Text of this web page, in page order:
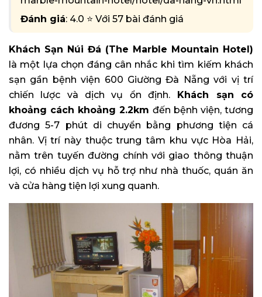
Đánh giá: 4.0 ⭐ Với 57 bài đánh giá
Khách Sạn Núi Đá (The Marble Mountain Hotel)
là một lựa chọn đáng cân nhắc khi tìm kiếm khách
sạn gần bệnh viện 600 Giường Đà Nẵng với vị trí
chiến lược và dịch vụ ổn định. Khách sạn có
khoảng cách khoảng 2.2km đến bệnh viện, tương
đương 5-7 phút di chuyển bằng phương tiện cá
nhân. Vị trí này thuộc trung tâm khu vực Hòa Hải,
nằm trên tuyến đường chính với giao thông thuận
lợi, có nhiều dịch vụ hỗ trợ như nhà thuốc, quán ăn
và cửa hàng tiện lợi xung quanh.